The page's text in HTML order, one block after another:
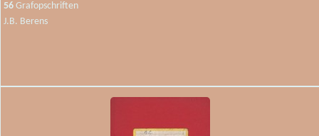
56 Grafopschriften
J.B. Berens